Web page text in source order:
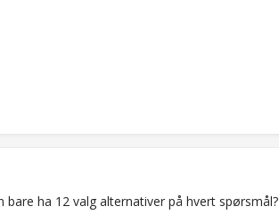
ha 12 valg alternativer på hvert spørsmål?